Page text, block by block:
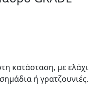
κατάσταση, με
ή γρατζουνιές.